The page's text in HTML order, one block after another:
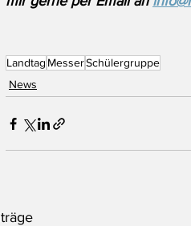
Landtag MesserSchülergruppe
News